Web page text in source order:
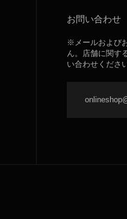
お問い合わせ
※メールおよび
ん。店舗に関す
い合わせください